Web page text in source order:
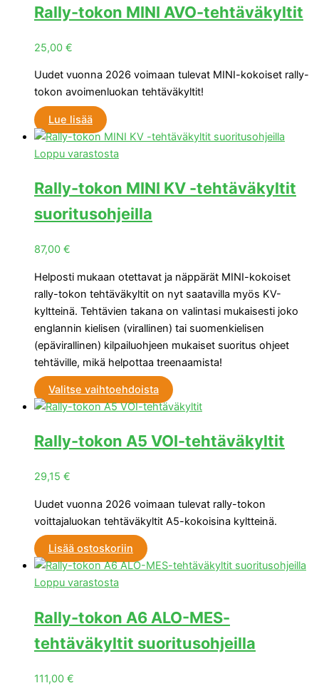
Rally-tokon MINI AVO-tehtäväkyltit
25,00 €
Uudet vuonna 2026 voimaan tulevat MINI-kokoiset rally-
tokon avoimenluokan tehtäväkyltit!
Lue lisää
Loppu varastosta
Rally-tokon MINI KV -tehtäväkyltit
suoritusohjeilla
87,00 €
Helposti mukaan otettavat ja näppärät MINI-kokoiset
rally-tokon tehtäväkyltit on nyt saatavilla myös KV-
kyltteinä. Tehtävien takana on valintasi mukaisesti joko
englannin kielisen (virallinen) tai suomenkielisen
(epävirallinen) kilpailuohjeen mukaiset suoritus ohjeet
tehtäville, mikä helpottaa treenaamista!
Valitse vaihtoehdoista
Rally-tokon A5 VOI-tehtäväkyltit
29,15 €
Uudet vuonna 2026 voimaan tulevat rally-tokon
voittajaluokan tehtäväkyltit A5-kokoisina kyltteinä.
Lisää ostoskoriin
Loppu varastosta
Rally-tokon A6 ALO-MES-
tehtäväkyltit suoritusohjeilla
111,00 €